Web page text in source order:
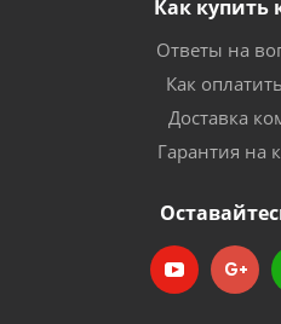
Как купить
Ответы на
Как
Доставка
Гарантия на